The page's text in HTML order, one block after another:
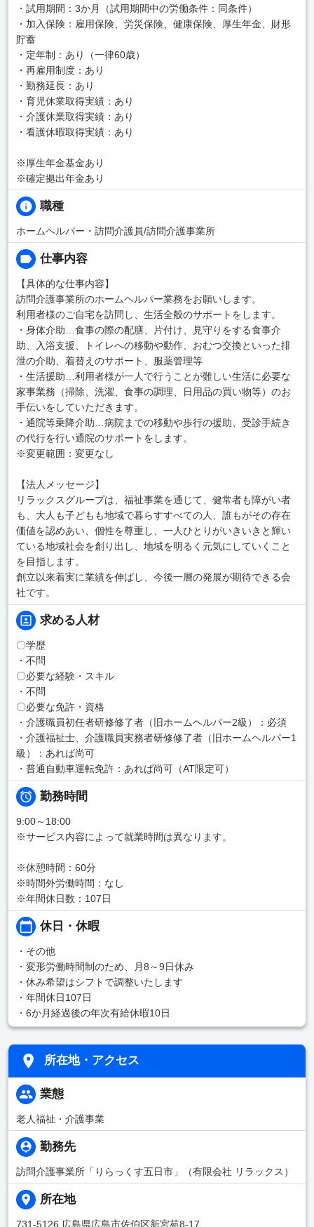
・試用期間：3か月（試用期間中の労働条件：同条件）
・加入保険：雇用保険、労災保険、健康保険、厚生年金、財形
貯蓄
・定年制：あり（一律60歳）
・再雇用制度：あり
・勤務延長：あり
・育児休業取得実績：あり
・介護休業取得実績：あり
・看護休暇取得実績：あり
※厚生年金基金あり
※確定拠出年金あり
職種
ホームヘルパー・訪問介護員/訪問介護事業所
仕事内容
【具体的な仕事内容】
訪問介護事業所のホームヘルパー業務をお願いします。
利用者様のご自宅を訪問し、生活全般のサポートをします。
・身体介助…食事の際の配膳、片付け、見守りをする食事介
助、入浴支援、トイレへの移動や動作、おむつ交換といった排
泄の介助、着替えのサポート、服薬管理等
・生活援助…利用者様が一人で行うことが難しい生活に必要な
家事業務（掃除、洗濯、食事の調理、日用品の買い物等）のお
手伝いをしていただきます。
・通院等乗降介助…病院までの移動や歩行の援助、受診手続き
の代行を行い通院のサポートをします。
※変更範囲：変更なし
【法人メッセージ】
リラックスグループは、福祉事業を通じて、健常者も障がい者
も、大人も子どもも地域で暮らすすべての人、誰もがその存在
価値を認めあい、個性を尊重し、一人ひとりがいきいきと輝い
ている地域社会を創り出し、地域を明るく元気にしていくこと
を目指します。
創立以来着実に業績を伸ばし、今後一層の発展が期待できる会
社です。
求める人材
〇学歴
・不問
〇必要な経験・スキル
・不問
〇必要な免許・資格
・介護職員初任者研修修了者（旧ホームヘルパー2級）：必須
・介護福祉士、介護職員実務者研修修了者（旧ホームヘルパー1
級）：あれば尚可
・普通自動車運転免許：あれば尚可（AT限定可）
勤務時間
9:00～18:00
※サービス内容によって就業時間は異なります。
※休憩時間：60分
※時間外労働時間：なし
※年間休日数：107日
休日・休暇
・その他
・変形労働時間制のため、月8～9日休み
・休み希望はシフトで調整いたします
・年間休日107日
・6か月経過後の年次有給休暇10日
所在地・アクセス
業態
老人福祉・介護事業
勤務先
訪問介護事業所「りらっくす五日市」（有限会社 リラックス）
所在地
731-5126 広島県広島市佐伯区新宮苑8-17